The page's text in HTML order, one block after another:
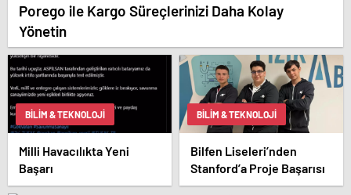
Porego ile Kargo Süreçlerinizi Daha Kolay
Yönetin
BILIM & TEKNOLOJI
Milli Havacılıkta Yeni
Başarı
BILIM & TEKNOLOJI
Bilfen Liseleri’nden
Stanford’a Proje Başarısı